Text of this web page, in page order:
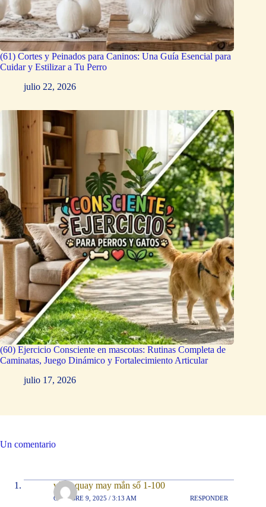
(61) Cortes y Peinados para Caninos: Una Guía Esencial para
Cuidar y Estilizar a Tu Perro
julio 22, 2026
(60) Ejercicio Consciente en mascotas: Rutinas Completa de
Caminatas, Juego Dinámico y Fortalecimiento Articular
julio 17, 2026
Un comentario
vòng quay may mắn số 1-100
OCTUBRE 9, 2025 / 3:13 AM RESPONDER